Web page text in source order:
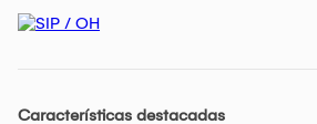
Características destacadas